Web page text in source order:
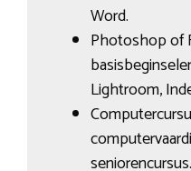
Word.
Photoshop of
Lightroom,
seniorencursus.